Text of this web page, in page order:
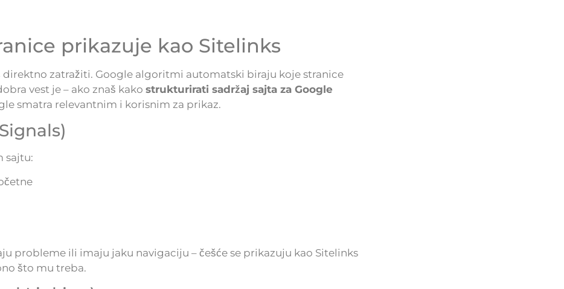
prikazuje kao Sitelinks
direktno zatražiti. Google algoritmi automatski biraju koje stranice
vest je – ako znaš kako strukturirati sadržaj sajta za Google
smatra relevantnim i korisnim za prikaz.
sajtu:
probleme ili imaju jaku navigaciju – češće se prikazuju kao Sitelinks
što mu treba.